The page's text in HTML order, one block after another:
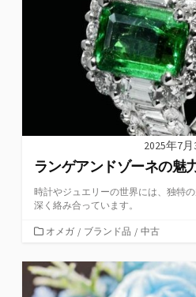
2025年7月
ランゲアンドゾーネの魅
時計やジュエリーの世界には、独特
深く絡み合っています。
カ
ゴ
リ
ー
オメガ / ブランド品 / 中古